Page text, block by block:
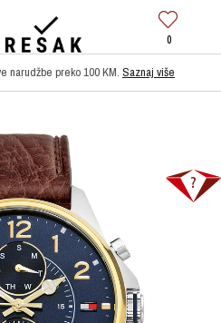
0
narudžbe preko 100 KM. Saznaj više